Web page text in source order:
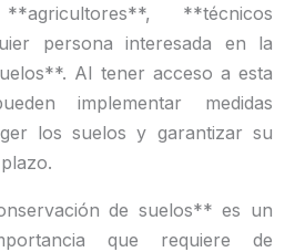
**técnicos
persona interesada en la
Al tener acceso a esta
implementar medidas
los suelos y garantizar su
de suelos** es un
que requiere de